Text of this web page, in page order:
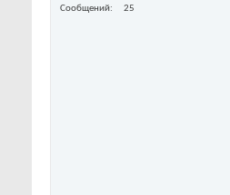
Сообщений
25